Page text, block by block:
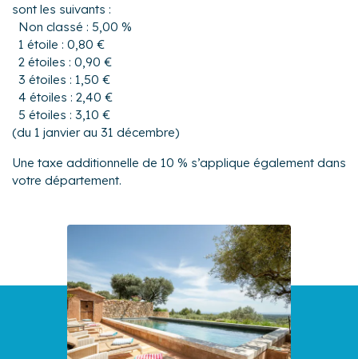
sont les suivants :
Non classé : 5,00 %
1 étoile : 0,80 €
2 étoiles : 0,90 €
3 étoiles : 1,50 €
4 étoiles : 2,40 €
5 étoiles : 3,10 €
(du 1 janvier au 31 décembre)
Une taxe additionnelle de 10 % s’applique également dans
votre département.